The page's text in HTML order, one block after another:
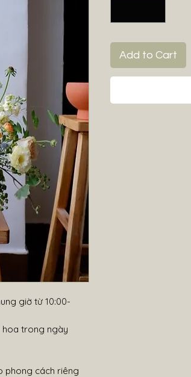
giờ từ 10:00-
hoa trong ngày
phong cách riêng
Add to Cart